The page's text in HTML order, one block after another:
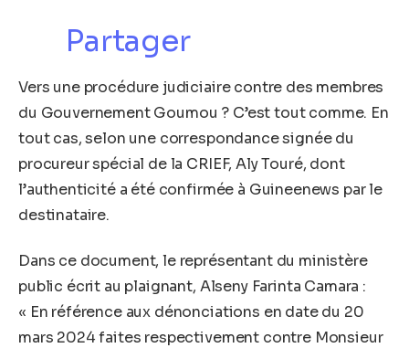
Partager
Vers une procédure judiciaire contre des membres
du Gouvernement Goumou ? C’est tout comme. En
tout cas, selon une correspondance signée du
procureur spécial de la CRIEF, Aly Touré, dont
l’authenticité a été confirmée à Guineenews par le
destinataire.
Dans ce document, le représentant du ministère
public écrit au plaignant, Alseny Farinta Camara :
« En référence aux dénonciations en date du 20
mars 2024 faites respectivement contre Monsieur